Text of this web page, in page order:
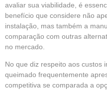
avaliar sua viabilidade, é
benefício que considere não
instalação, mas também a
comparação com outras
no mercado.
No que diz respeito aos custos
queimado frequentemente
competitiva se comparada a